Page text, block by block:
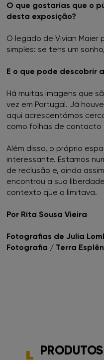
O que gostarias que o
desta exposição?
O legado de Vivian Maier
simples: se tens um
E o que pode descobrir
Há muitas imagens que
vez em Portugal. Já
aqui acrescentámos
como folhas de contacto
Além disso, o próprio
interessante. Estamos
de reclusão e, ainda
encontrou a sua
contexto que a limitava.
Por Rita Sousa Vieira
Fotografias de Julia
Fotografia / Terra